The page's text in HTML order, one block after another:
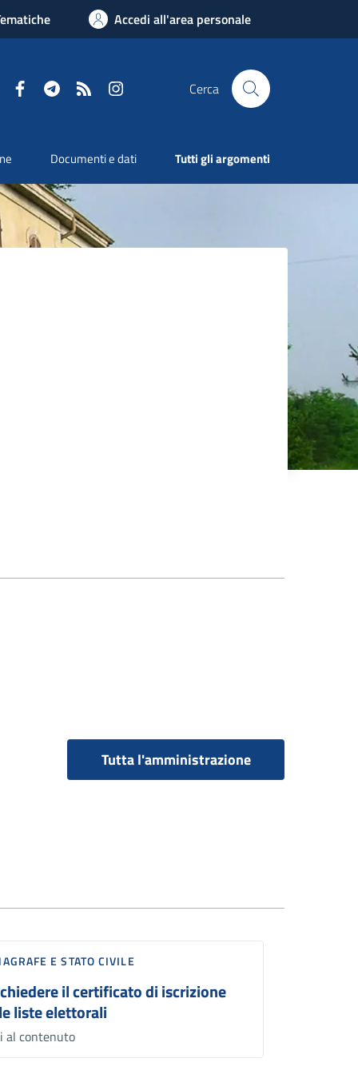
Accedi all'area personale
FacebookTelegramRSS Cerca
Documenti e dati Tutti gli argomenti
Tutta l'amministrazione
E STATO CIVILE
il certificato di iscrizione
liste elettorali
al contenuto